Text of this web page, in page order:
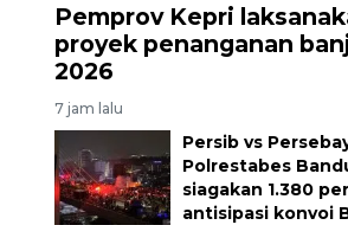
Pemprov Kepri
proyek penanganan
2026
7 jam lalu
Persib vs
Polrestabes
siagakan 1.380
antisipasi konvoi